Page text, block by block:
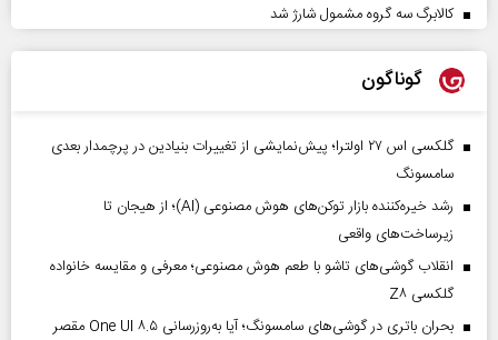
کالابرگ سه گروه مشمول شارژ شد
گوناگون
گلکسی اس ۲۷ اولترا؛ پیش‌نمایشی از تغییرات بنیادین در پرچمدار بعدی
سامسونگ
رشد خیره‌کننده بازار توکن‌های هوش مصنوعی (AI)؛ از هیجان تا
زیرساخت‌های واقعی
انقلاب گوشی‌های تاشو‌ با طعم هوش مصنوعی؛ معرفی و مقایسه خانواده
گلکسی Z۸
بحران باتری در گوشی‌های سامسونگ؛ آیا به‌روزرسانی One UI ۸.۵ مقصر